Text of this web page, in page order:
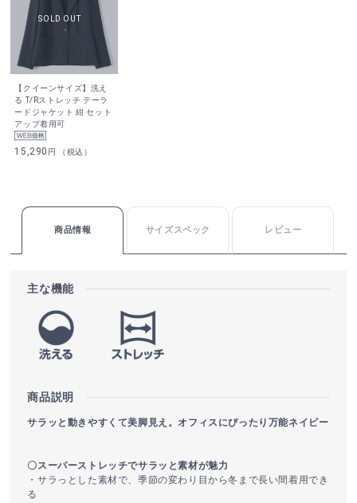
【クイーンサイズ】洗え
る T/Rストレッチ テーラ
ードジャケット 紺 セット
アップ着用可
15,290 円 （税込）
商品情報 サイズスペック レビュー
主な機能
商品説明
サラッと動きやすくて美脚見え。オフィスにぴったり万能ネイビー
〇スーパーストレッチでサラッと素材が魅力
・サラっとした素材で、季節の変わり目から冬まで長い間着用でき
る